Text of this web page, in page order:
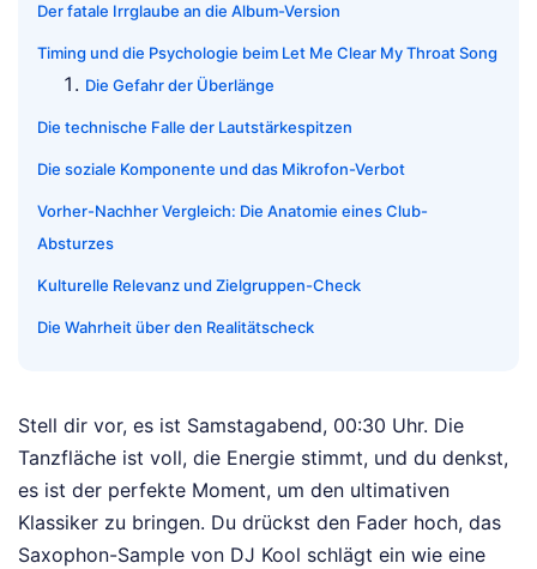
Der fatale Irrglaube an die Album-Version
Timing und die Psychologie beim Let Me Clear My Throat Song
Die Gefahr der Überlänge
Die technische Falle der Lautstärkespitzen
Die soziale Komponente und das Mikrofon-Verbot
Vorher-Nachher Vergleich: Die Anatomie eines Club-
Absturzes
Kulturelle Relevanz und Zielgruppen-Check
Die Wahrheit über den Realitätscheck
Stell dir vor, es ist Samstagabend, 00:30 Uhr. Die
Tanzfläche ist voll, die Energie stimmt, und du denkst,
es ist der perfekte Moment, um den ultimativen
Klassiker zu bringen. Du drückst den Fader hoch, das
Saxophon-Sample von DJ Kool schlägt ein wie eine